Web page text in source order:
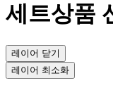
세트상품
레이어 닫기
레이어 최소화